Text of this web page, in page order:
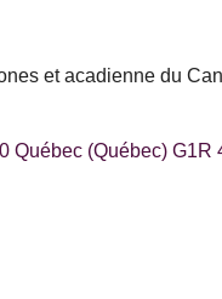
et acadienne du
Québec (Québec) G1R